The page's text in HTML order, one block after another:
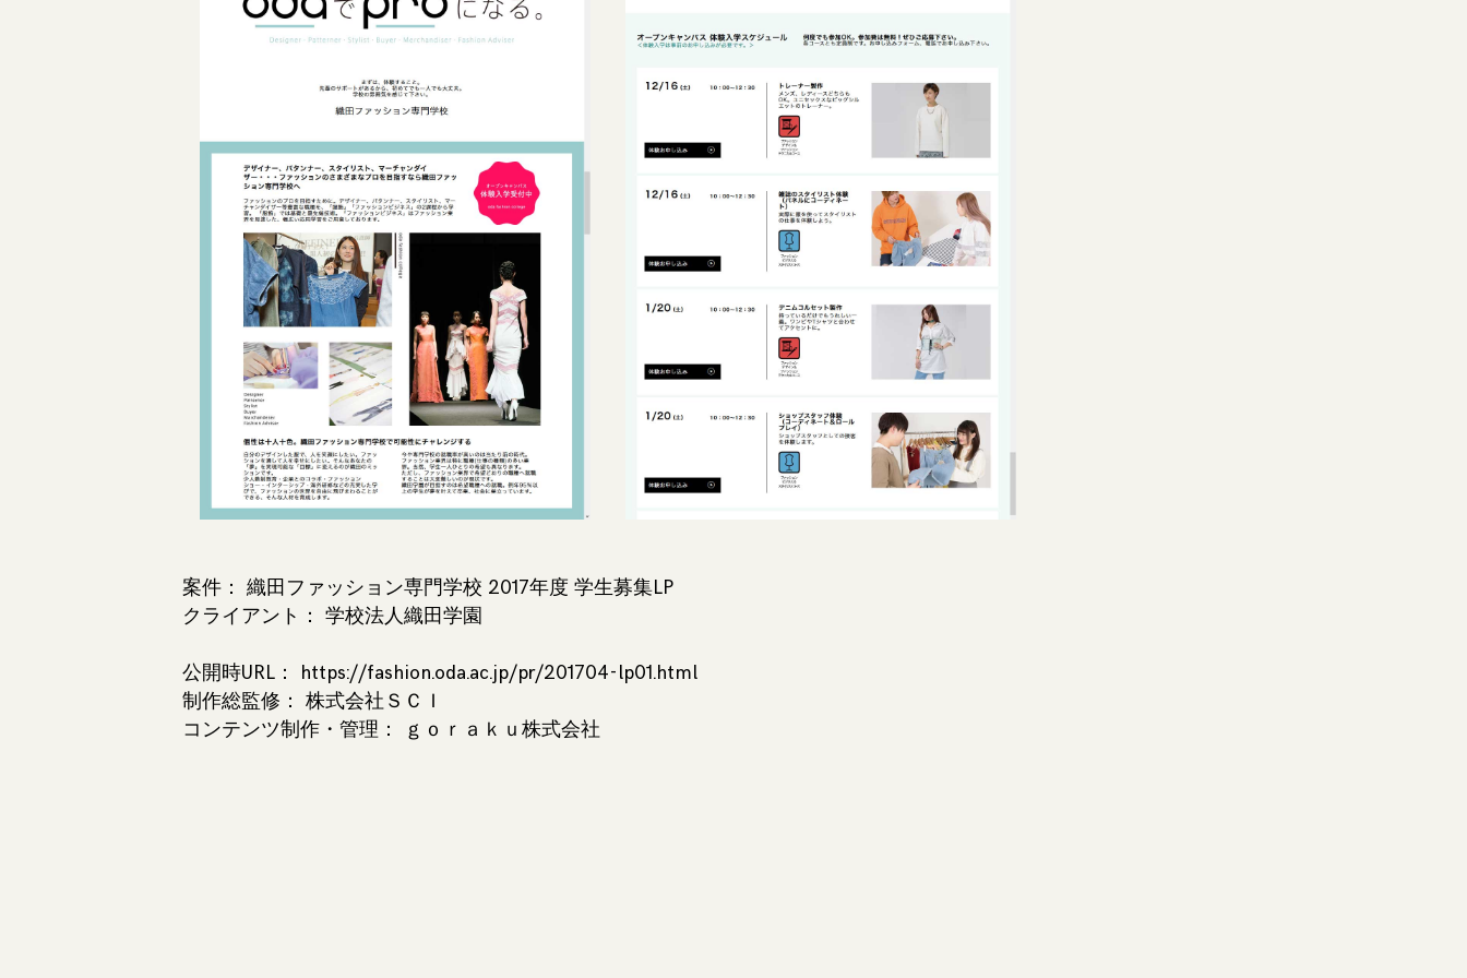
案件： 織田ファッション専門学校 2017年度 学生募集LP
クライアント： 学校法人織田学園
公開時URL： https://fashion.oda.ac.jp/pr/201704-lp01.html
制作総監修： 株式会社ＳＣＩ
コンテンツ制作・管理： ｇｏｒａｋｕ株式会社